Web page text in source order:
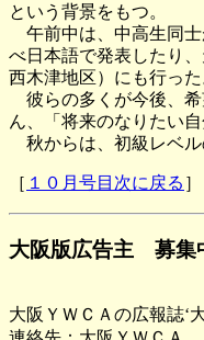
という背景をもつ。
午前中は、中高生同士
べ日本語で発表したり
西木津地区）にも行っ
彼らの多くが今後、希
ん、「将来のなりたい
秋からは、初級レベル
［ １０月号目次に戻る ］
大阪版広告主 募集
大阪ＹＷＣＡの広報誌‘